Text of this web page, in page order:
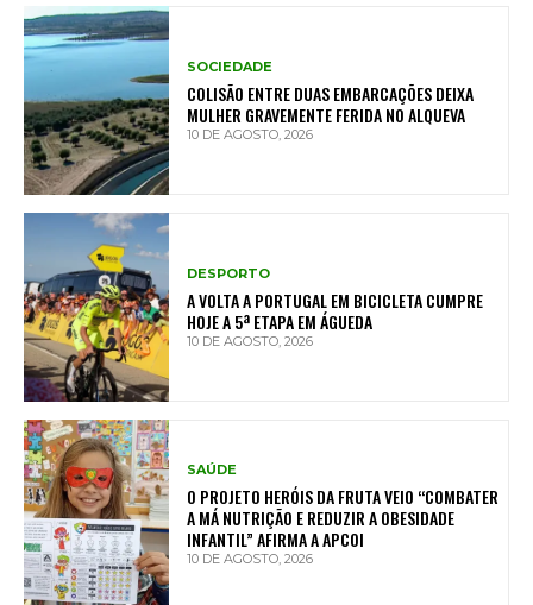
SOCIEDADE
COLISÃO ENTRE DUAS EMBARCAÇÕES DEIXA
MULHER GRAVEMENTE FERIDA NO ALQUEVA
10 DE AGOSTO, 2026
DESPORTO
A VOLTA A PORTUGAL EM BICICLETA CUMPRE
HOJE A 5ª ETAPA EM ÁGUEDA
10 DE AGOSTO, 2026
SAÚDE
O PROJETO HERÓIS DA FRUTA VEIO “COMBATER
A MÁ NUTRIÇÃO E REDUZIR A OBESIDADE
INFANTIL” AFIRMA A APCOI
10 DE AGOSTO, 2026